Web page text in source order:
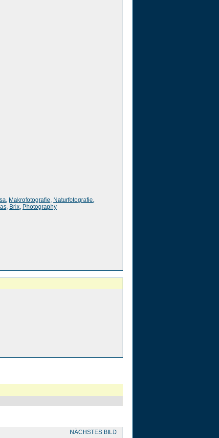
, Makrofotografie, Naturfotografie,
, Brix, Photography
NÄCHSTES BILD